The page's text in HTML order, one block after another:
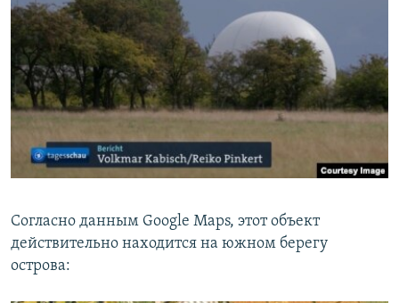
Согласно данным Google Maps, этот объект
действительно находится на южном берегу
острова: